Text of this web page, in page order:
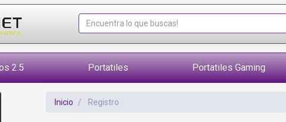
2.5 Portatiles Portatiles Gaming
Inicio Registro